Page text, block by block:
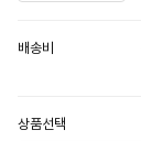
배송비
상품선택